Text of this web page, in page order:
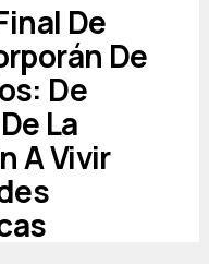
De
De
De
La
A Vivir